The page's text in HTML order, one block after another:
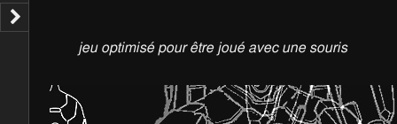
jeu optimisé pour être joué avec une souris